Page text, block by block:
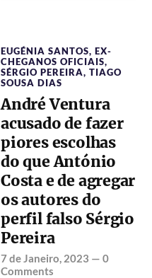
EUGÉNIA SANTOS,EX-
CHEGANOS OFICIAIS,
SÉRGIO PEREIRA,TIAGO
SOUSA DIAS
André Ventura
acusado de fazer
piores escolhas
do que António
Costa e de agregar
os autores do
perfil falso Sérgio
Pereira
7 de Janeiro, 2023 —0
Comments